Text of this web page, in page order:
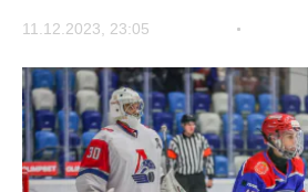
11.12.2023, 23:05